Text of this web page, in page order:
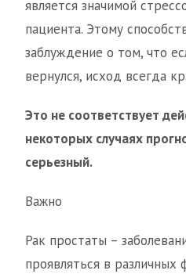
является значимой
пациента. Этому
заблуждение о том, что
вернулся, исход всегда
Это не соответствует
некоторых случаях
серьезный.
Важно
Рак простаты –
проявляться в различных